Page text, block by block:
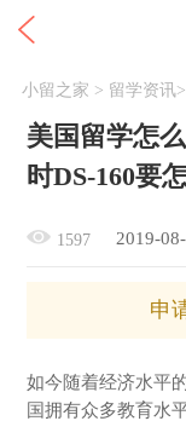
小留之家 > 留学资讯>
美国留学怎
时DS-160要
1597 2019-
申
如今随着经济水平
国拥有众多教育水